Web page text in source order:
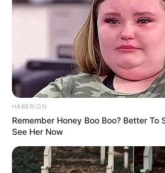
ПОДІЇ
У селі на Закарпатті
взялися засипати
якого люди
воду: що сталося?
відео)
HABERION
Remember Honey Boo Boo? Better To
See Her Now